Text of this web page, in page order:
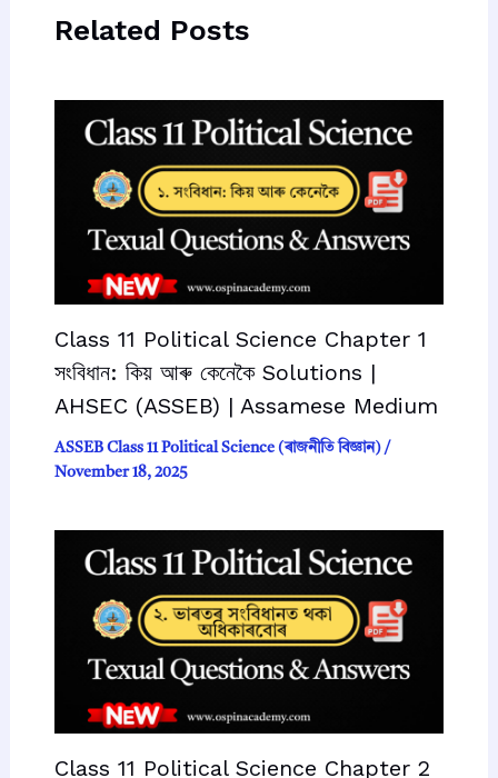
Related Posts
Class 11 Political Science Chapter 1
সংবিধান: কিয় আৰু কেনেকৈ Solutions |
AHSEC (ASSEB) | Assamese Medium
ASSEB Class 11 Political Science (ৰাজনীতি বিজ্ঞান)/
November 18, 2025
Class 11 Political Science Chapter 2